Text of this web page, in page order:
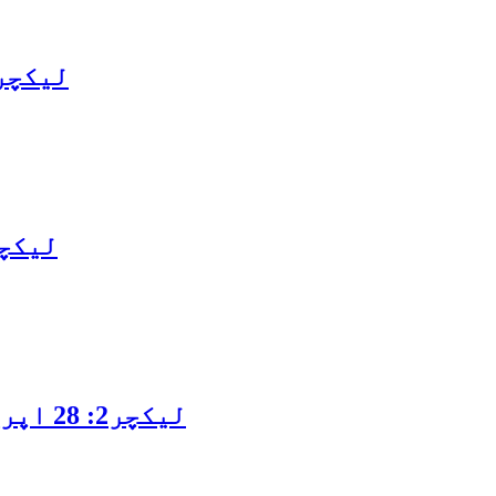
لیکچر5: یکم مئی 2020 حیات عیسیٰ علیہ السلام
لیکچر3: 29 اپریل 2020 قادیانی
لیکچر2: 28 اپریل 2020 عقیدہ ختم نبوت اہمیت و فضیلت